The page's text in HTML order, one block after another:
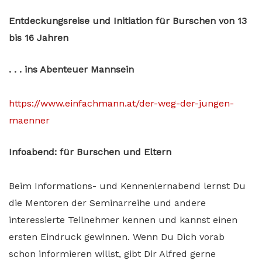
Entdeckungsreise und Initiation für Burschen von 13
bis 16 Jahren
. . . ins Abenteuer Mannsein
https://www.einfachmann.at/der-weg-der-jungen-
maenner
Infoabend: für Burschen und Eltern
Beim Informations- und Kennenlernabend lernst Du
die Mentoren der Seminarreihe und andere
interessierte Teilnehmer kennen und kannst einen
ersten Eindruck gewinnen. Wenn Du Dich vorab
schon informieren willst, gibt Dir Alfred gerne